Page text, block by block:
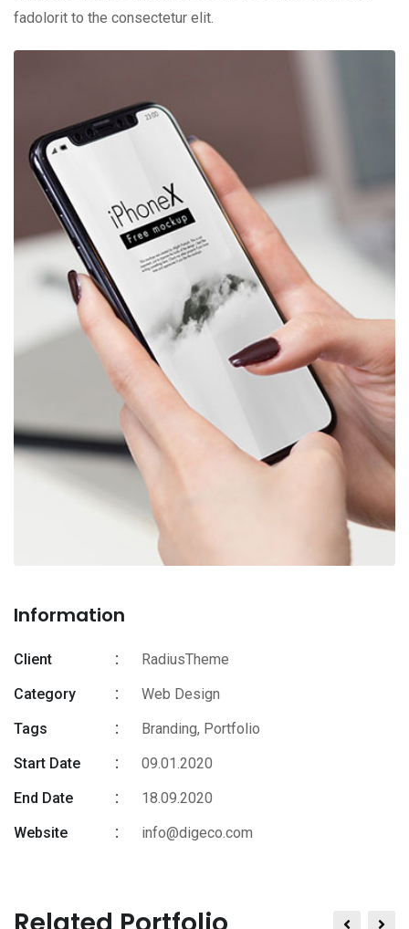
fadolorit to the consectetur elit.
Information
Client
RadiusTheme
Category
Web Design
Tags
Branding, Portfolio
Start Date
09.01.2020
End Date
18.09.2020
Website
info@digeco.com